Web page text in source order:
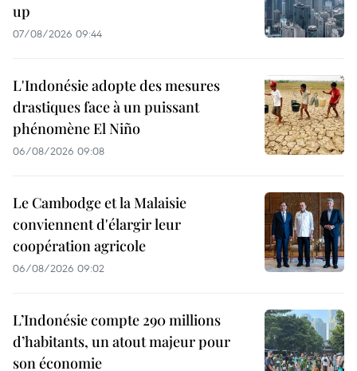
up
07/08/2026 09:44
L'Indonésie adopte des mesures
drastiques face à un puissant
phénomène El Niño
06/08/2026 09:08
Le Cambodge et la Malaisie
conviennent d'élargir leur
coopération agricole
06/08/2026 09:02
L’Indonésie compte 290 millions
d’habitants, un atout majeur pour
son économie